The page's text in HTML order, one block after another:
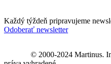
Každý týždeň pripravujeme
Odoberať newsletter
© 2000-2024 Martinus.